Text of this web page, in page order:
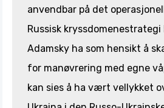
anvendbar på det
Russisk kryssdomenestrategi
Adamsky ha som hensikt å
for manøvrering med egne
kan sies å ha vært vellykket